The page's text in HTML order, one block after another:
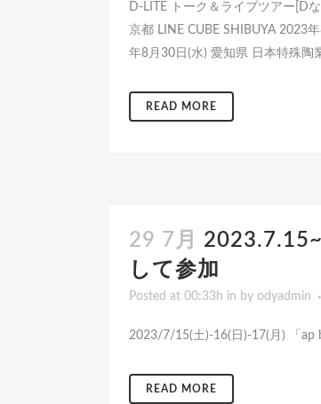
D-LITE トーク＆ライブツアー[D
京都 LINE CUBE SHIBUYA 2023
年8月30日(水) 愛知県 日本特殊陶
READ MORE
29 7月
して参加
Posted at 00:33h in by odyadmin
2023/7/15(土)-16(日)-17(月) 「ap
READ MORE